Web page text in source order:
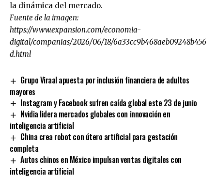
la dinámica del mercado.
Fuente de la imagen:
https://www.expansion.com/economia-
digital/companias/2026/06/18/6a33cc9b468aeb09248b456
d.html
Grupo Viraal apuesta por inclusión financiera de adultos
mayores
Instagram y Facebook sufren caída global este 23 de junio
Nvidia lidera mercados globales con innovación en
inteligencia artificial
China crea robot con útero artificial para gestación
completa
Autos chinos en México impulsan ventas digitales con
inteligencia artificial